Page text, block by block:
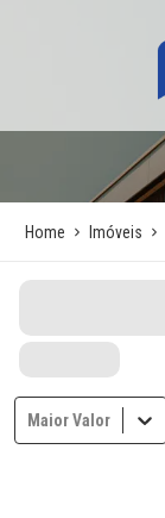
Home Imóveis
Maior Valor